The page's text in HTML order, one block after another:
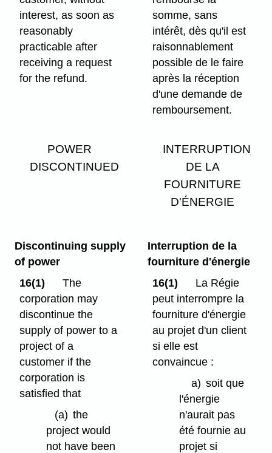
interest, as soon as
reasonably
practicable after
receiving a request
for the refund.
somme, sans
intérêt, dès qu'il est
raisonnablement
possible de le faire
après la réception
d'une demande de
remboursement.
POWER
DISCONTINUED
INTERRUPTION
DE LA
FOURNITURE
D'ÉNERGIE
Discontinuing supply
of power
16(1)
The
corporation may
discontinue the
supply of power to a
project of a
customer if the
corporation is
satisfied that
(a) the
project would
not have been
Interruption de la
fourniture d'énergie
16(1)
La Régie
peut interrompre la
fourniture d'énergie
au projet d'un client
si elle est
convaincue :
a) soit que
l'énergie
n'aurait pas
été fournie au
projet si